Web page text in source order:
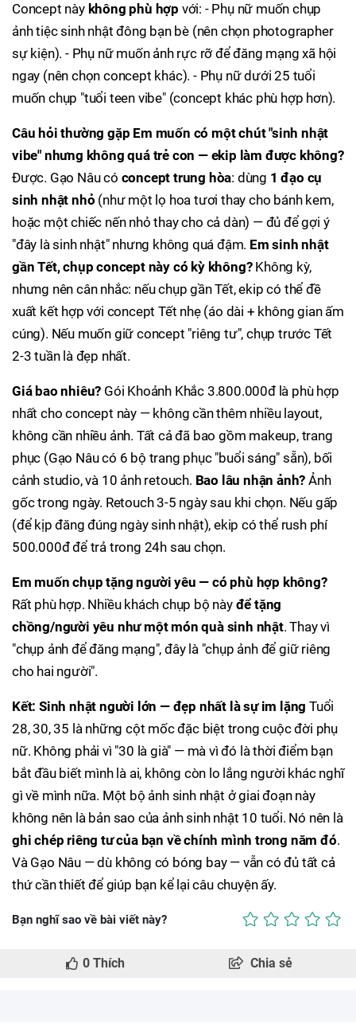
Concept này không phù hợp với: - Phụ nữ muốn chụp
ảnh tiệc sinh nhật đông bạn bè (nên chọn photographer
sự kiện). - Phụ nữ muốn ảnh rực rỡ để đăng mạng xã hội
ngay (nên chọn concept khác). - Phụ nữ dưới 25 tuổi
muốn chụp "tuổi teen vibe" (concept khác phù hợp hơn).
Câu hỏi thường gặp Em muốn có một chút "sinh nhật
vibe" nhưng không quá trẻ con — ekip làm được không?
Được. Gạo Nâu có concept trung hòa: dùng 1 đạo cụ
sinh nhật nhỏ (như một lọ hoa tươi thay cho bánh kem,
hoặc một chiếc nến nhỏ thay cho cả dàn) — đủ để gợi ý
"đây là sinh nhật" nhưng không quá đậm. Em sinh nhật
gần Tết, chụp concept này có kỳ không?Không kỳ,
nhưng nên cân nhắc: nếu chụp gần Tết, ekip có thể đề
xuất kết hợp với concept Tết nhẹ (áo dài + không gian ấm
cúng). Nếu muốn giữ concept "riêng tư", chụp trước Tết
2-3 tuần là đẹp nhất.
Giá bao nhiêu? Gói Khoảnh Khắc 3.800.000đ là phù hợp
nhất cho concept này — không cần thêm nhiều layout,
không cần nhiều ảnh. Tất cả đã bao gồm makeup, trang
phục (Gạo Nâu có 6 bộ trang phục "buổi sáng" sẵn), bối
cảnh studio, và 10 ảnh retouch. Bao lâu nhận ảnh? Ảnh
gốc trong ngày. Retouch 3-5 ngày sau khi chọn. Nếu gấp
(để kịp đăng đúng ngày sinh nhật), ekip có thể rush phí
500.000đ để trả trong 24h sau chọn.
Em muốn chụp tặng người yêu — có phù hợp không?
Rất phù hợp. Nhiều khách chụp bộ này để tặng
chồng/người yêu như một món quà sinh nhật. Thay vì
"chụp ảnh để đăng mạng", đây là "chụp ảnh để giữ riêng
cho hai người".
Kết: Sinh nhật người lớn — đẹp nhất là sự im lặng Tuổi
28, 30, 35 là những cột mốc đặc biệt trong cuộc đời phụ
nữ. Không phải vì "30 là già" — mà vì đó là thời điểm bạn
bắt đầu biết mình là ai, không còn lo lắng người khác nghĩ
gì về mình nữa. Một bộ ảnh sinh nhật ở giai đoạn này
không nên là bản sao của ảnh sinh nhật 10 tuổi. Nó nên là
ghi chép riêng tư của bạn về chính mình trong năm đó.
Và Gạo Nâu — dù không có bóng bay — vẫn có đủ tất cả
thứ cần thiết để giúp bạn kể lại câu chuyện ấy.
Bạn nghĩ sao về bài viết này?
0 Thích Chia sẻ